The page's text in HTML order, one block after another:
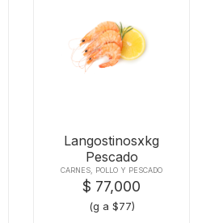
Langostinosxkg
Pescado
CARNES, POLLO Y PESCADO
$ 77,000
(g a $77)